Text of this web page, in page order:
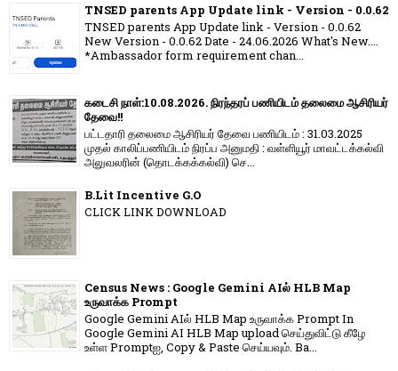
TNSED parents App Update link - Version - 0.0.62
TNSED parents App Update link - Version - 0.0.62
New Version - 0.0.62 Date - 24.06.2026 What's New....
*Ambassador form requirement chan...
கடைசி நாள்:10.08.2026. நிரந்தரப் பணியிடம் தலைமை ஆசிரியர்
தேவை!!
பட்டதாரி தலைமை ஆசிரியர் தேவை பணியிடம் : 31.03.2025
முதல் காலிப்பணியிடம் நிரப்ப அனுமதி : வள்ளியூர் மாவட்டக்கல்வி
அலுவலரின் (தொடக்கக்கல்வி) செ...
B.Lit Incentive G.O
CLICK LINK DOWNLOAD
Census News : Google Gemini AIல் HLB Map
உருவாக்க Prompt
Google Gemini AIல் HLB Map உருவாக்க Prompt In
Google Gemini AI HLB Map upload செய்துவிட்டு கீழே
உள்ள Promptஐ, Copy & Paste செய்யவும். Ba...